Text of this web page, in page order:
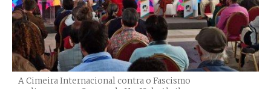
A Cimeira Internacional contra o Fascismo